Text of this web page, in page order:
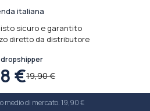
italiana
sicuro e garantito
diretto da distributore
€19,90 €
medio di mercato: 19,90 €